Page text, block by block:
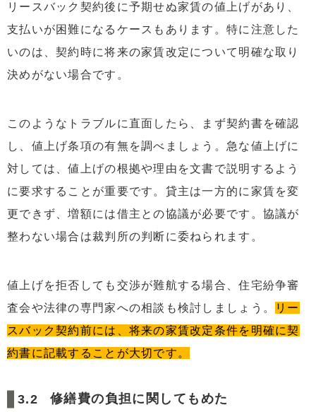
リースバック契約後に予期せぬ家賃の値上げがあり、
支払いが困難になるケースもあります。特に注意した
いのは、契約時に将来の家賃改定について明確な取り
決めがない場合です。
このようなトラブルに直面したら、まず契約書を確認
し、値上げ条項の有無を調べましょう。急な値上げに
対しては、値上げの根拠や理由を文書で説明するよう
に要求することが重要です。貸主は一方的に家賃を変
更できず、増額には借主との協議が必要です。協議が
整わない場合は裁判所の判断に委ねられます。
値上げを拒否しても交渉が難航する場合、住宅紛争審
査会や法律の専門家への相談も検討しましょう。
リー
スバック契約前には、将来の家賃改定条件を明確に契
約書に記載することが大切です。
修繕費の負担に関してもめた